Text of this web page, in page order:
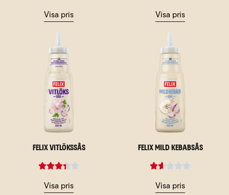
Visa pris Visa pris
Felix Vitlökssås
Visa pris
Felix Mild Kebabsås
Visa pris